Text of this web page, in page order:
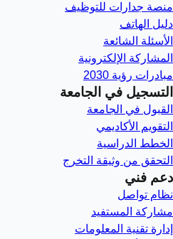
منصة جدارات للتوظيف
دليل الهاتف
الأسئلة الشائعة
المشاركة الإلكترونية
مبادرات رؤية 2030
التسجيل في الجامعة
القبول في الجامعة
التقويم الأكاديمي
الخطط الدراسية
التحقق من وثيقة التخرج
دعم فني
نظام تواصل
مشاركة المستفيد
إدارة تقنية المعلومات